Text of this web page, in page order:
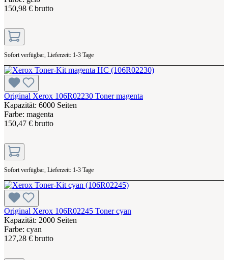
150,98 € brutto
Sofort verfügbar, Lieferzeit: 1-3 Tage
Original Xerox 106R02230 Toner magenta
Kapazität: 6000 Seiten
Farbe: magenta
150,47 € brutto
Sofort verfügbar, Lieferzeit: 1-3 Tage
Original Xerox 106R02245 Toner cyan
Kapazität: 2000 Seiten
Farbe: cyan
127,28 € brutto